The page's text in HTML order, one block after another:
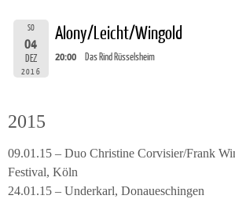
SO
04
DEZ
2016
Alony/Leicht/Wingold
20:00 Das Rind Rüsselsheim
2015
09.01.15 – Duo Christine Corvisier/Frank
Festival, Köln
24.01.15 – Underkarl, Donaueschingen